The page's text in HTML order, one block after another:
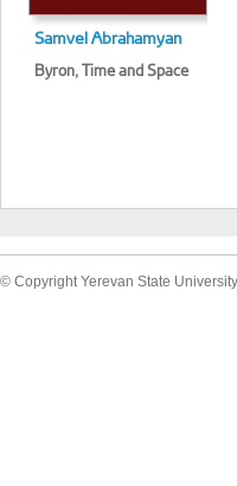
Samvel Abrahamyan
Byron, Time and Space
© Copyright Yerevan State